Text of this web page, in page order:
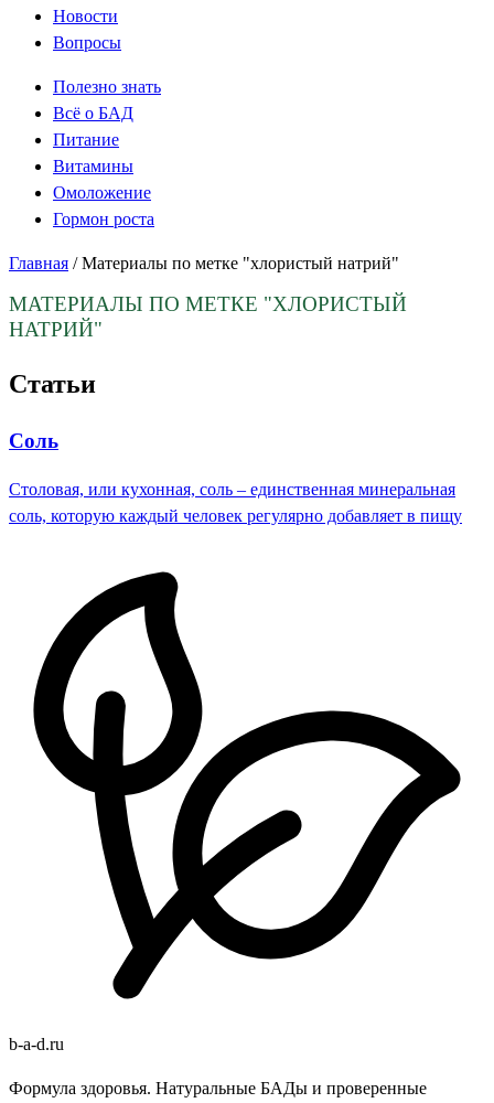
Новости
Вопросы
Полезно знать
Всё о БАД
Питание
Витамины
Омоложение
Гормон роста
Главная / Материалы по метке "хлористый натрий"
МАТЕРИАЛЫ ПО МЕТКЕ "ХЛОРИСТЫЙ
НАТРИЙ"
Статьи
Соль
Столовая, или кухонная, соль – единственная минеральная
соль, которую каждый человек регулярно добавляет в пищу
b-a-d.ru
Формула здоровья. Натуральные БАДы и проверенные